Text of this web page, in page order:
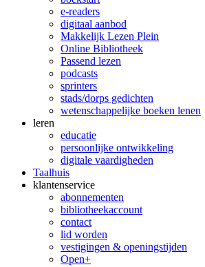
e-readers
digitaal aanbod
Makkelijk Lezen Plein
Online Bibliotheek
Passend lezen
podcasts
sprinters
stads/dorps gedichten
wetenschappelijke boeken lenen
leren
educatie
persoonlijke ontwikkeling
digitale vaardigheden
Taalhuis
klanten­service
abonnementen
bibliotheekaccount
contact
lid worden
vestigingen & openingstijden
Open+